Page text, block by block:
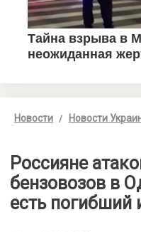
Новости Новости
Россияне
бензовозов в
есть погибший